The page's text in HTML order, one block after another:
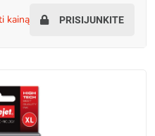
kainą PRISIJUNKITE